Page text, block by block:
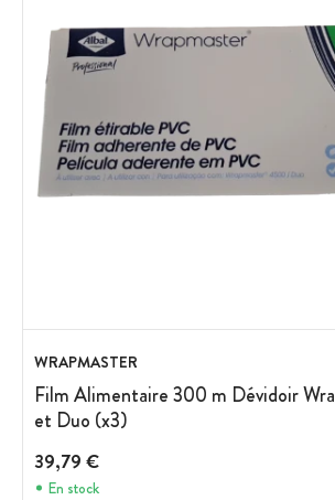
WRAPMASTER
Film Alimentaire 300 m Dévidoir
et Duo (x3)
39,79 €
En stock